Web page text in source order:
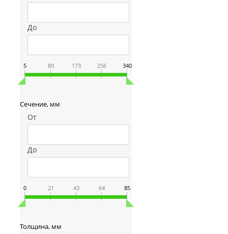
До
5 89 173 256 340
Сечение, мм
От
До
0 21 43 64 85
Толщина, мм